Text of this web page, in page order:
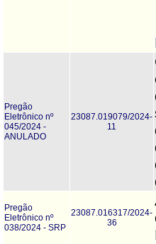
Pregão
Eletrônico nº
045/2024 -
ANULADO
23087.019079/2024-
11
Pregão
Eletrônico nº
038/2024 - SRP
23087.016317/2024-
36